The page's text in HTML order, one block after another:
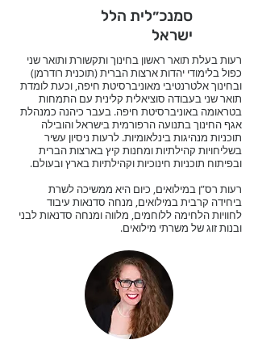
סמנכ״לית הלל
ישראל
רעות בעלת תואר ראשון בחינוך ותקשורת ותואר שני
כפול בלימודי יהדות ארצות הברית (תוכנית רודרמן)
ובחינוך אלטרנטיבי מאוניברסיטת חיפה, וכעת לומדת
תואר שני בעבודה סוציאלית קלינית עם התמחות
בטראומה באוניברסיטת חיפה. בעבר כיהנה כמנהלת
אגף החינוך בתנועה הרפורמית בישראל והובילה
תוכניות מנהיגות בינלאומיות. לרעות ניסיון עשיר
בשליחויות קהילתיות ומחנות קיץ בארצות הברית
ובפיתוח תוכניות חינוכיות וקהילתיות בארץ ובעולם.
רעות רס”ן במילואים, כיום היא ממשיכה לשרת
ביחידה קרבית במילואים, מנחה סדנאות עיבוד
לחוויות הלחימה ללוחמים, מלווה ומנחה סדנאות לבני
ובנות זוג של משרתי מילואים.